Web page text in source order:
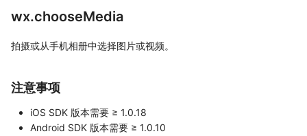
wx.chooseMedia
拍摄或从手机相册中选择图片或视频。
注意事项
iOS SDK 版本需要 ≥ 1.0.18
Android SDK 版本需要 ≥ 1.0.10